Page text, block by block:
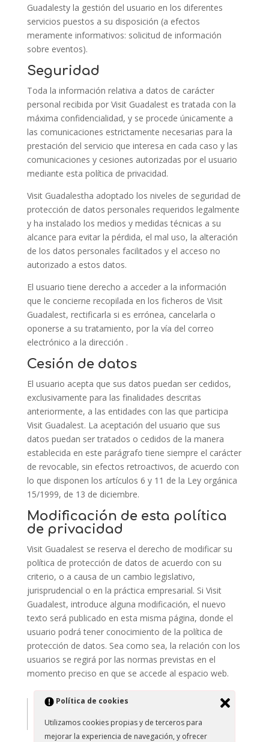
Guadalesty la gestión del usuario en los diferentes
servicios puestos a su disposición (a efectos
meramente informativos: solicitud de información
sobre eventos).
Seguridad
Toda la información relativa a datos de carácter
personal recibida por Visit Guadalest es tratada con la
máxima confidencialidad, y se procede únicamente a
las comunicaciones estrictamente necesarias para la
prestación del servicio que interesa en cada caso y las
comunicaciones y cesiones autorizadas por el usuario
mediante esta política de privacidad.
Visit Guadalestha adoptado los niveles de seguridad de
protección de datos personales requeridos legalmente
y ha instalado los medios y medidas técnicas a su
alcance para evitar la pérdida, el mal uso, la alteración
de los datos personales facilitados y el acceso no
autorizado a estos datos.
El usuario tiene derecho a acceder a la información
que le concierne recopilada en los ficheros de Visit
Guadalest, rectificarla si es errónea, cancelarla o
oponerse a su tratamiento, por la vía del correo
electrónico a la dirección .
Cesión de datos
El usuario acepta que sus datos puedan ser cedidos,
exclusivamente para las finalidades descritas
anteriormente, a las entidades con las que participa
Visit Guadalest. La aceptación del usuario que sus
datos puedan ser tratados o cedidos de la manera
establecida en este parágrafo tiene siempre el carácter
de revocable, sin efectos retroactivos, de acuerdo con
lo que disponen los artículos 6 y 11 de la Ley orgánica
15/1999, de 13 de diciembre.
Modificación de esta política
de privacidad
Visit Guadalest se reserva el derecho de modificar su
política de protección de datos de acuerdo con su
criterio, o a causa de un cambio legislativo,
jurisprudencial o en la práctica empresarial. Si Visit
Guadalest, introduce alguna modificación, el nuevo
texto será publicado en esta misma página, donde el
usuario podrá tener conocimiento de la política de
protección de datos. Sea como sea, la relación con los
usuarios se regirá por las normas previstas en el
momento preciso en que se accede al espacio web.
Patrocinadores
Política de cookies
Utilizamos cookies propias y de terceros para
mejorar la experiencia de navegación, y ofrecer